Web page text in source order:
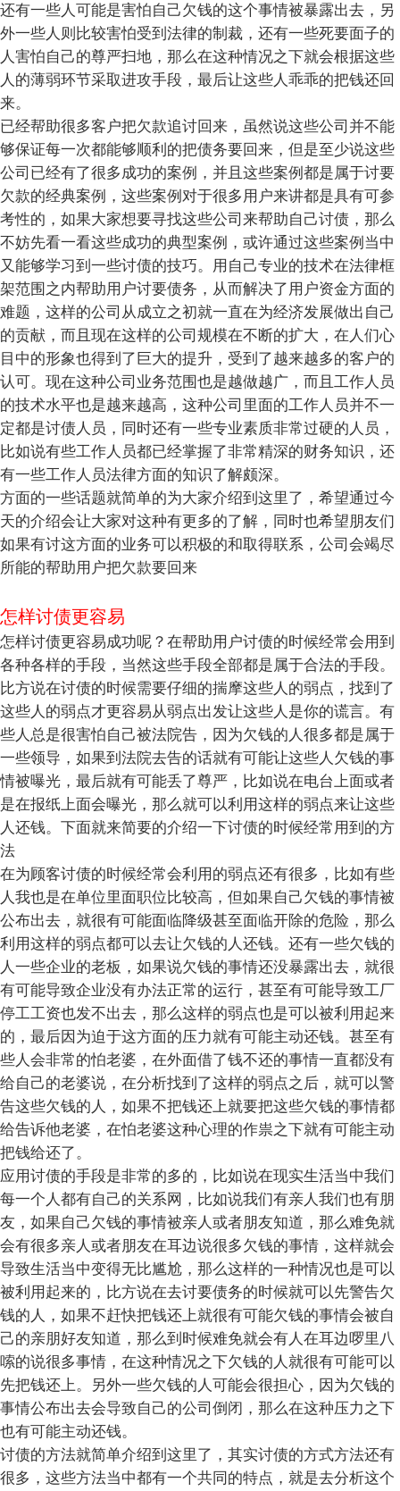
还有一些人可能是害怕自己欠钱的这个事情被暴露出去，另
外一些人则比较害怕受到法律的制裁，还有一些死要面子的
人害怕自己的尊严扫地，那么在这种情况之下就会根据这些
人的薄弱环节采取进攻手段，最后让这些人乖乖的把钱还回
来。
已经帮助很多客户把欠款追讨回来，虽然说这些公司并不能
够保证每一次都能够顺利的把债务要回来，但是至少说这些
公司已经有了很多成功的案例，并且这些案例都是属于讨要
欠款的经典案例，这些案例对于很多用户来讲都是具有可参
考性的，如果大家想要寻找这些公司来帮助自己讨债，那么
不妨先看一看这些成功的典型案例，或许通过这些案例当中
又能够学习到一些讨债的技巧。用自己专业的技术在法律框
架范围之内帮助用户讨要债务，从而解决了用户资金方面的
难题，这样的公司从成立之初就一直在为经济发展做出自己
的贡献，而且现在这样的公司规模在不断的扩大，在人们心
目中的形象也得到了巨大的提升，受到了越来越多的客户的
认可。现在这种公司业务范围也是越做越广，而且工作人员
的技术水平也是越来越高，这种公司里面的工作人员并不一
定都是讨债人员，同时还有一些专业素质非常过硬的人员，
比如说有些工作人员都已经掌握了非常精深的财务知识，还
有一些工作人员法律方面的知识了解颇深。
方面的一些话题就简单的为大家介绍到这里了，希望通过今
天的介绍会让大家对这种有更多的了解，同时也希望朋友们
如果有讨这方面的业务可以积极的和取得联系，公司会竭尽
所能的帮助用户把欠款要回来
怎样讨债更容易
怎样讨债更容易成功呢？在帮助用户讨债的时候经常会用到
各种各样的手段，当然这些手段全部都是属于合法的手段。
比方说在讨债的时候需要仔细的揣摩这些人的弱点，找到了
这些人的弱点才更容易从弱点出发让这些人是你的谎言。有
些人总是很害怕自己被法院告，因为欠钱的人很多都是属于
一些领导，如果到法院去告的话就有可能让这些人欠钱的事
情被曝光，最后就有可能丢了尊严，比如说在电台上面或者
是在报纸上面会曝光，那么就可以利用这样的弱点来让这些
人还钱。下面就来简要的介绍一下讨债的时候经常用到的方
法
在为顾客讨债的时候经常会利用的弱点还有很多，比如有些
人我也是在单位里面职位比较高，但如果自己欠钱的事情被
公布出去，就很有可能面临降级甚至面临开除的危险，那么
利用这样的弱点都可以去让欠钱的人还钱。还有一些欠钱的
人一些企业的老板，如果说欠钱的事情还没暴露出去，就很
有可能导致企业没有办法正常的运行，甚至有可能导致工厂
停工工资也发不出去，那么这样的弱点也是可以被利用起来
的，最后因为迫于这方面的压力就有可能主动还钱。甚至有
些人会非常的怕老婆，在外面借了钱不还的事情一直都没有
给自己的老婆说，在分析找到了这样的弱点之后，就可以警
告这些欠钱的人，如果不把钱还上就要把这些欠钱的事情都
给告诉他老婆，在怕老婆这种心理的作祟之下就有可能主动
把钱给还了。
应用讨债的手段是非常的多的，比如说在现实生活当中我们
每一个人都有自己的关系网，比如说我们有亲人我们也有朋
友，如果自己欠钱的事情被亲人或者朋友知道，那么难免就
会有很多亲人或者朋友在耳边说很多欠钱的事情，这样就会
导致生活当中变得无比尴尬，那么这样的一种情况也是可以
被利用起来的，比方说在去讨要债务的时候就可以先警告欠
钱的人，如果不赶快把钱还上就很有可能欠钱的事情会被自
己的亲朋好友知道，那么到时候难免就会有人在耳边啰里八
嗦的说很多事情，在这种情况之下欠钱的人就很有可能可以
先把钱还上。另外一些欠钱的人可能会很担心，因为欠钱的
事情公布出去会导致自己的公司倒闭，那么在这种压力之下
也有可能主动还钱。
讨债的方法就简单介绍到这里了，其实讨债的方式方法还有
很多，这些方法当中都有一个共同的特点，就是去分析这个